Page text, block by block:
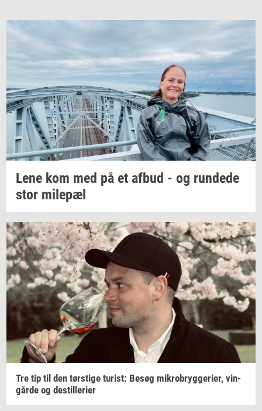
Lene kom med på et afbud - og run­de­de
stor milepæl
Tre tip til den tørsti­ge turist: Besøg mi­kro­bryg­ge­ri­er, vin­
går­de og destil­le­ri­er